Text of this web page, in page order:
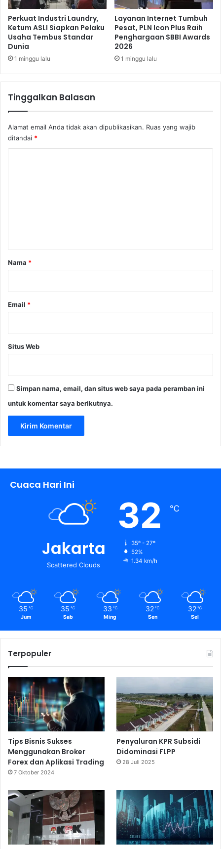
?
Perkuat Industri Laundry,
Ketum ASLI Siapkan Pelaku
Usaha Tembus Standar
Dunia
1 minggu lalu
Layanan Internet Tumbuh
Pesat, PLN Icon Plus Raih
Penghargaan SBBI Awards
2026
1 minggu lalu
Tinggalkan Balasan
Alamat email Anda tidak akan dipublikasikan. Ruas yang wajib
ditandai *
rNama *
Email *
Situs Web
Simpan nama, email, dan situs web saya pada peramban ini
untuk komentar saya berikutnya.
Cuaca Hari Ini
Jakarta
Scattered Clouds
32 ℃
35º - 27º
52%
1.34 km/h
35 ℃
Jum
35 ℃
Sab
33 ℃
Ming
32 ℃
Sen
32 ℃
Sel
Terpopuler
Tips Bisnis Sukses
Menggunakan Broker
Forex dan Aplikasi Trading
7 Oktober 2024
Penyaluran KPR Subsidi
Didominasi FLPP
28 Juli 2025